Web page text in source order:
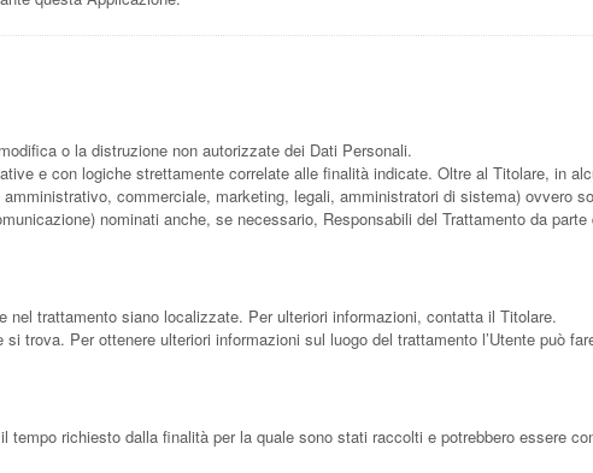
o la distruzione non autorizzate dei Dati Personali.
e con logiche strettamente correlate alle finalità indicate. Oltre al Titolare, in
commerciale, marketing, legali, amministratori di sistema) ovvero
nominati anche, se necessario, Responsabili del Trattamento da parte
trattamento siano localizzate. Per ulteriori informazioni, contatta il Titolare.
trova. Per ottenere ulteriori informazioni sul luogo del trattamento l’Utente può
richiesto dalla finalità per la quale sono stati raccolti e potrebbero essere